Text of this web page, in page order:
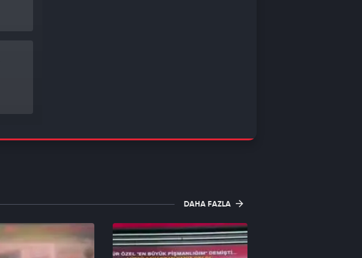
DAHA FAZLA